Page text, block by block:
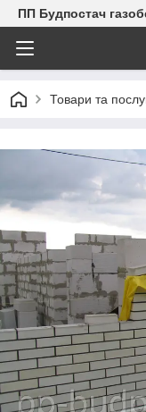
ПП Будпостач
Товари та